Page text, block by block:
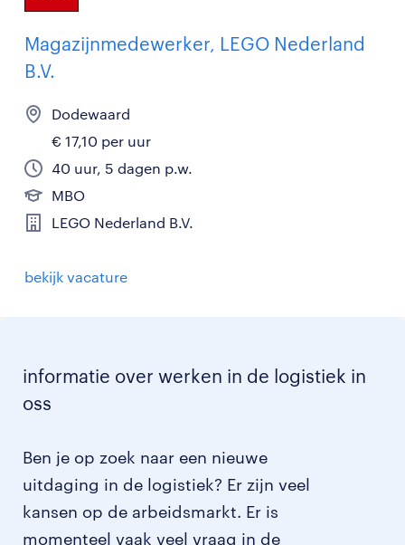
Magazijnmedewerker, LEGO Nederland
B.V.
Dodewaard
€ 17,10 per uur
40 uur, 5 dagen p.w.
MBO
LEGO Nederland B.V.
bekijk vacature
informatie over werken in de logistiek in
oss
Ben je op zoek naar een nieuwe
uitdaging in de logistiek? Er zijn veel
kansen op de arbeidsmarkt. Er is
momenteel vaak veel vraag in de